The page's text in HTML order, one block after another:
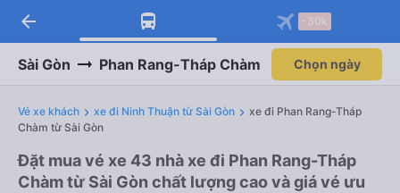
arrow_back -30k
Sài Gòn Phan Rang-Tháp Chàm Chọn ngày
Vé xe khách xe đi Ninh Thuận từ Sài Gòn
xe đi Phan Rang-Tháp
Chàm từ Sài Gòn
Đặt mua vé xe 43 nhà xe đi Phan Rang-Tháp
Chàm từ Sài Gòn chất lượng cao và giá vé ưu